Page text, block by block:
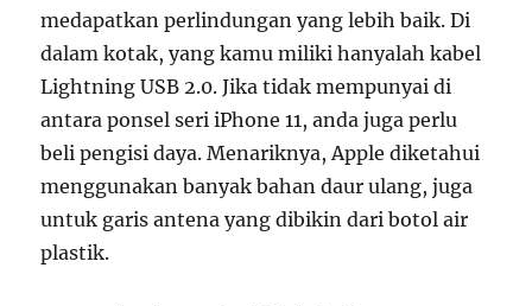
medapatkan perlindungan yang lebih baik. Di
dalam kotak, yang kamu miliki hanyalah kabel
Lightning USB 2.0. Jika tidak mempunyai di
antara ponsel seri iPhone 11, anda juga perlu
beli pengisi daya. Menariknya, Apple diketahui
menggunakan banyak bahan daur ulang, juga
untuk garis antena yang dibikin dari botol air
plastik.